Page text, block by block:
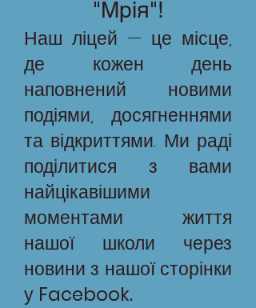
"Мрія"!
Наш ліцей — це місце,
де кожен день
наповнений новими
подіями, досягненнями
та відкриттями. Ми раді
поділитися з вами
найцікавішими
моментами життя
нашої школи через
новини з нашої сторінки
у Facebook.